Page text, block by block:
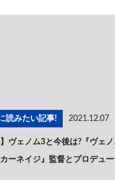
読みたい記事! 2021.12.07
】ヴェノム3と今後は?『ヴェ
ーネイジ』監督とプロデュ